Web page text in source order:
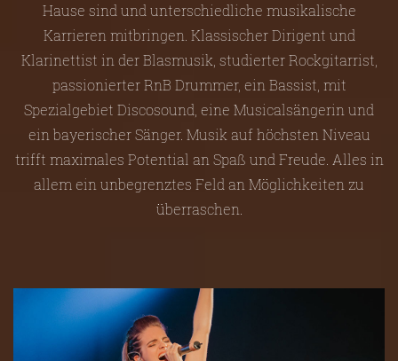
Hause sind und unterschiedliche musikalische
Karrieren mitbringen. Klassischer Dirigent und
Klarinettist in der Blasmusik, studierter Rockgitarrist,
passionierter RnB Drummer, ein Bassist, mit
Spezialgebiet Discosound, eine Musicalsängerin und
ein bayerischer Sänger. Musik auf höchsten Niveau
trifft maximales Potential an Spaß und Freude. Alles in
allem ein unbegrenztes Feld an Möglichkeiten zu
überraschen.